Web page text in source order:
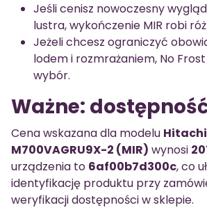
Jeśli cenisz nowoczesny
lustra, wykończenie MIR robi
Jeżeli chcesz ograniczyć
lodem i rozmrażaniem, No
wybór.
Ważne:
Cena wskazana dla modelu
M700VAGRU9X-2 (MIR) wynosi
urządzenia to 6af00b7d300c, co
identyfikację produktu przy
weryfikacji dostępności w sklepie.